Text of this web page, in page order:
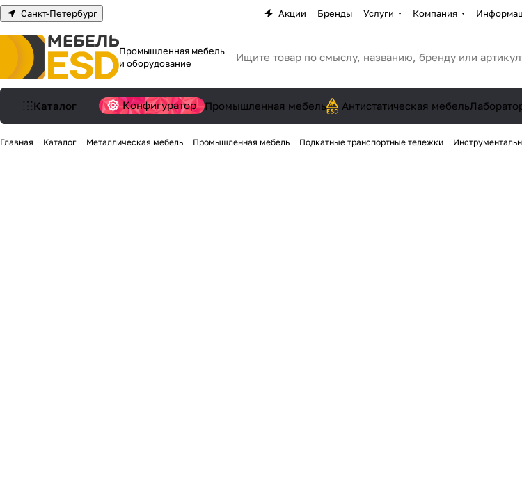
Санкт-Петербург Акции Бренды Услуги Компания
Промышленная мебель
и оборудование
Каталог Конфигуратор Промышленная мебель Антистатическая мебель
Главная Каталог Металлическая мебель Промышленная мебель Подкатные транспортные тележки